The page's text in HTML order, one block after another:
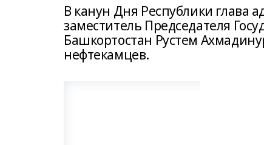
В канун Дня Республики глава
заместитель Председателя
Башкортостан Рустем
нефтекамцев.